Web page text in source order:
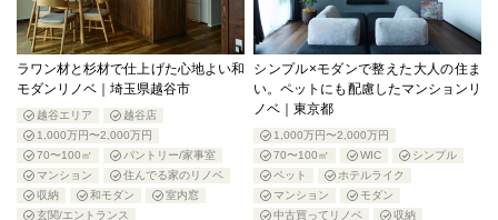
ラワン材と杉材で仕上げた心地よい和
モダンリノベ｜埼玉県越谷市
越谷エリア
越谷店
1,000万円〜2,000万円
70〜100㎡
パントリー/家事室
マンション
住んでる家のリノベ
収納
和モダン
室内窓
玄関/エントランス
シンプル×モダンで整えた大人の住ま
い。ペットにも配慮したマンションリ
ノベ｜東京都
1,000万円〜2,000万円
70〜100㎡
WIC
シンプル
ペット
ホテルライク
マンション
モダン
中古買ってリノベ
収納